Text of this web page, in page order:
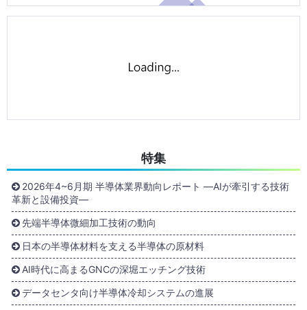
特集
2026年4~6月期 半導体業界動向レポート ―AIが牽引する技術
革新と設備投資―
先端半導体微細加工技術の動向
日本の半導体材料を支える半導体の原材料
AI時代に高まるGNCの深堀エッチング技術
データセンタ向け半導体冷却システムの進展